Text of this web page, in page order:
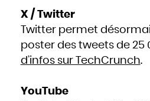
X / Twitter
Twitter permet
poster des tweets de 25
d’infos sur TechCrunch.
YouTube